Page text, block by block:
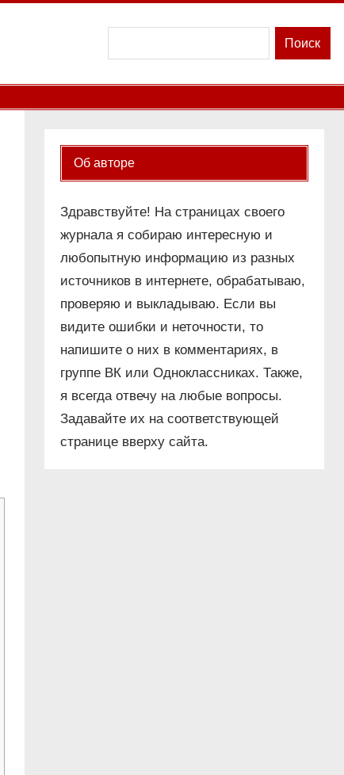
Поиск
Об авторе
Здравствуйте! На страницах своего
журнала я собираю интересную и
любопытную информацию из разных
источников в интернете, обрабатываю,
проверяю и выкладываю. Если вы
видите ошибки и неточности, то
напишите о них в комментариях, в
группе ВК или Одноклассниках. Также,
я всегда отвечу на любые вопросы.
Задавайте их на соответствующей
странице вверху сайта.